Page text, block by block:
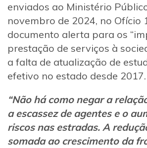
enviados ao Ministério
novembro de 2024, no Ofício
documento alerta para os
prestação de serviços à
a falta de atualização de
efetivo no estado desde 2017.
“Não há como negar a
a escassez de agentes e o
riscos nas estradas. A
somada ao crescimento da